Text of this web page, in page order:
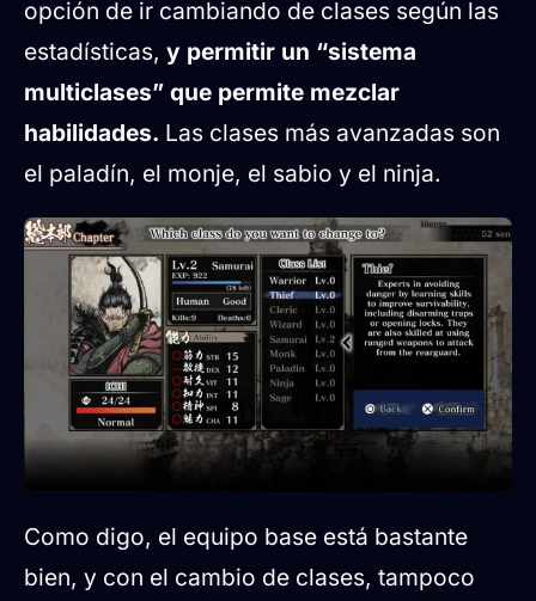
opción de ir cambiando de clases según las
estadísticas, y permitir un “sistema
multiclases” que permite mezclar
habilidades. Las clases más avanzadas son
el paladín, el monje, el sabio y el ninja.
Como digo, el equipo base está bastante
bien, y con el cambio de clases, tampoco